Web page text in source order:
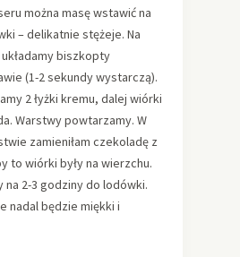
można masę wstawić na
– delikatnie stężeje. Na
biszkopty
(1-2 sekundy wystarczą).
2 łyżki kremu, dalej wiórki
Warstwy powtarzamy. W
zamieniłam czekoladę z
to wiórki były na wierzchu.
na 2-3 godziny do lodówki.
nadal będzie miękki i